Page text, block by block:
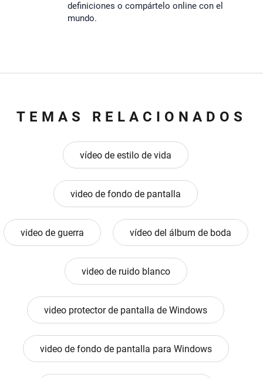
definiciones o compártelo online con el
mundo.
TEMAS RELACIONADOS
vídeo de estilo de vida
video de fondo de pantalla
video de guerra vídeo del álbum de boda
video de ruido blanco
video protector de pantalla de Windows
video de fondo de pantalla para Windows